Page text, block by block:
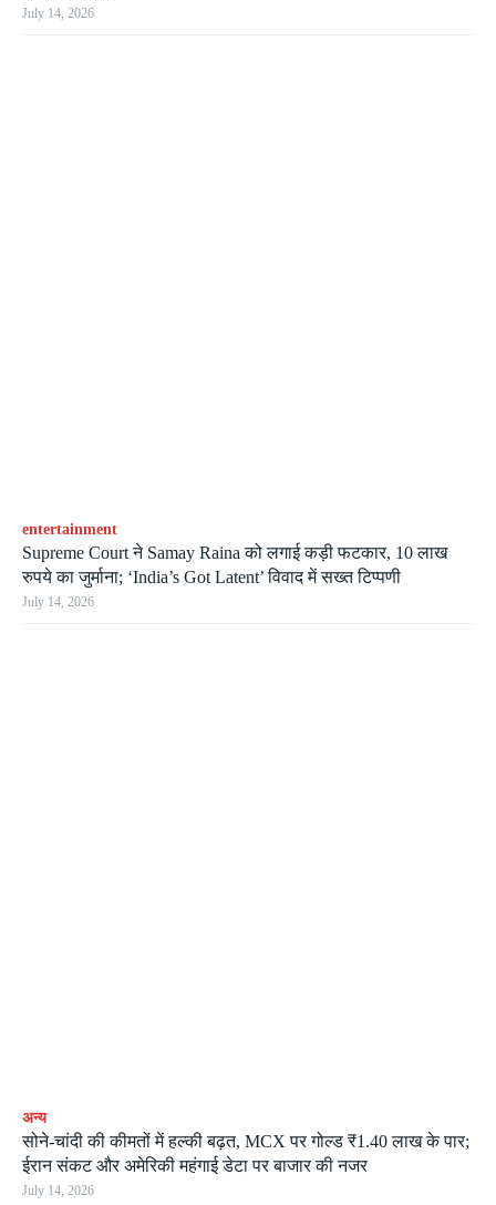
July 14, 2026
entertainment
Supreme Court ने Samay Raina को लगाई कड़ी फटकार, 10 लाख
रुपये का जुर्माना; ‘India’s Got Latent’ विवाद में सख्त टिप्पणी
July 14, 2026
अन्य
सोने-चांदी की कीमतों में हल्की बढ़त, MCX पर गोल्ड ₹1.40 लाख के पार;
ईरान संकट और अमेरिकी महंगाई डेटा पर बाजार की नजर
July 14, 2026